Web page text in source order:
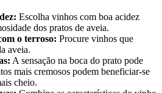
Escolha vinhos com boa acidez
dos pratos de aveia.
o terroso: Procure vinhos que
aveia.
A sensação na boca do prato pode
mais cremosos podem beneficiar-se
cheio.